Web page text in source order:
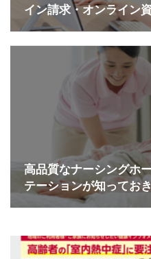
イン請求・オンライン
高品質なナーシングホ
テーションが知ってお